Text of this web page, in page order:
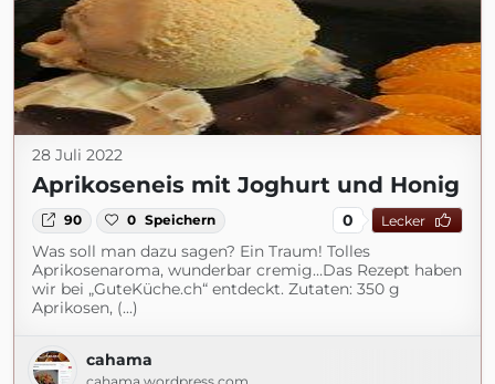
28 Juli 2022
Aprikoseneis mit Joghurt und Honig
90 0 Speichern 0 Lecker
Was soll man dazu sagen? Ein Traum! Tolles
Aprikosenaroma, wunderbar cremig…Das Rezept haben
wir bei „GuteKüche.ch“ entdeckt. Zutaten: 350 g
Aprikosen, (...)
cahama